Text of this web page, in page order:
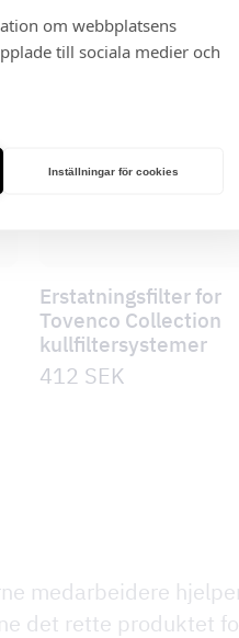
om webbplatsens
till sociala medier och
Inställningar för cookies
Erstatningsfilter for
Tovenco Collection
kullfiltersystemer
412 SEK
medarbeidere
det rette produktet